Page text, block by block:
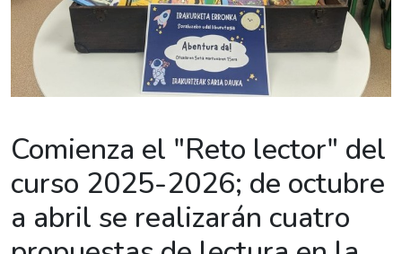
Comienza el "Reto lector" del
curso 2025-2026; de octubre
a abril se realizarán cuatro